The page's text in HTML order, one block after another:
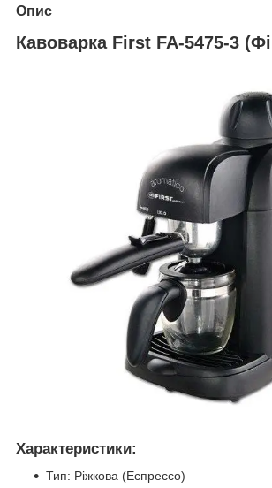
Опис
Кавоварка First FA-5475-3
Характеристики:
Тип: Ріжкова (Еспрессо)